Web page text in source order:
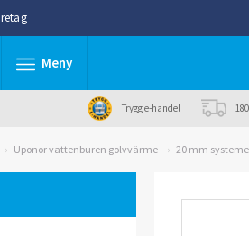
Meny
Trygg e-handel
Uponor vattenburen golvvärme 20 mm